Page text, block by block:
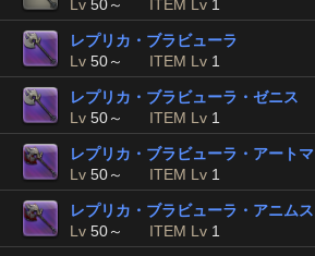
Lv 50～ ITEM Lv 1
レプリカ・ブラビューラ
Lv 50～ ITEM Lv 1
レプリカ・ブラビューラ・ゼニス
Lv 50～ ITEM Lv 1
レプリカ・ブラビューラ・アートマ
Lv 50～ ITEM Lv 1
レプリカ・ブラビューラ・アニムス
Lv 50～ ITEM Lv 1